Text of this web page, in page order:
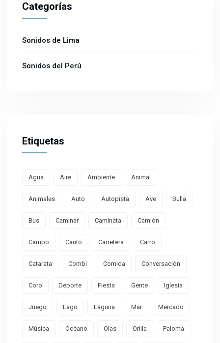
Categorías
Sonidos de Lima
Sonidos del Perú
Etiquetas
Agua Aire Ambiente Animal
Animales Auto Autopista Ave Bulla
Bus Caminar Caminata Camión
Campo Canto Carretera Carro
Catarata Combi Comida Conversación
Coro Deporte Fiesta Gente Iglesia
Juego Lago Laguna Mar Mercado
Música Océano Olas Orilla Paloma